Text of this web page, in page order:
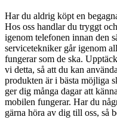
Har du aldrig köpt en
Hos oss handlar du tryggt
igenom telefonen innan den
servicetekniker går igenom
fungerar som de ska.
vi detta, så att du kan
produkten är i bästa möjliga
ger dig många dagar att
mobilen fungerar. Har du
gärna höra av dig till oss, så